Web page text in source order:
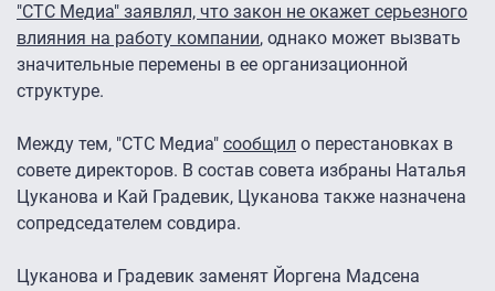
"СТС Медиа" заявлял, что закон не окажет серьезного
влияния на работу компании, однако может вызвать
значительные перемены в ее организационной
структуре.
Между тем, "СТС Медиа" сообщил о перестановках в
совете директоров. В состав совета избраны Наталья
Цуканова и Кай Градевик, Цуканова также назначена
сопредседателем совдира.
Цуканова и Градевик заменят Йоргена Мадсена